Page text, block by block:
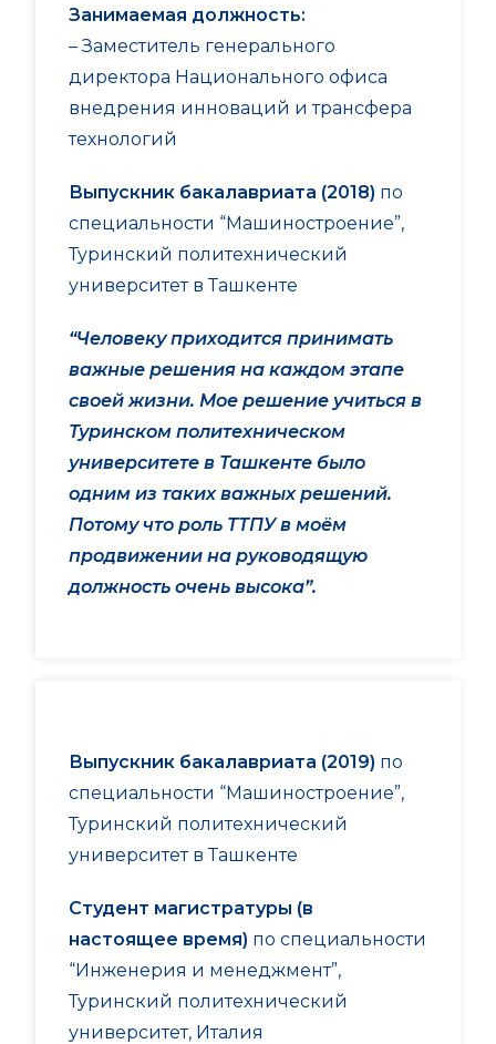
Занимаемая должность:
– Заместитель генерального
директора Национального офиса
внедрения инноваций и трансфера
технологий
Выпускник бакалавриата (2018) по
специальности “Машиностроение”,
Туринский политехнический
университет в Ташкенте
“Человеку приходится принимать
важные решения на каждом этапе
своей жизни. Мое решение учиться в
Туринском политехническом
университете в Ташкенте было
одним из таких важных решений.
Потому что роль ТТПУ в моём
продвижении на руководящую
должность очень высока”.
Выпускник бакалавриата (2019) по
специальности “Машиностроение”,
Туринский политехнический
университет в Ташкенте
Студент магистратуры (в
настоящее время) по специальности
“Инженерия и менеджмент”,
Туринский политехнический
университет, Италия